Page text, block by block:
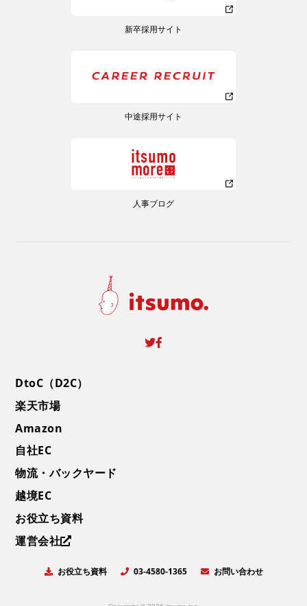
新卒採用サイト
中途採用サイト
人事ブログ
DtoC（D2C）
楽天市場
Amazon
自社EC
物流・バックヤード
越境EC
お役立ち資料
運営会社
お役立ち資料 03-4580-1365 お問い合わせ